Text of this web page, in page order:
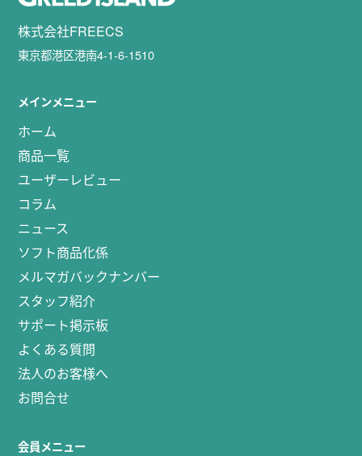
株式会社FREECS
東京都港区港南4-1-6-1510
メインメニュー
ホーム
商品一覧
ユーザーレビュー
コラム
ニュース
ソフト商品化係
メルマガバックナンバー
スタッフ紹介
サポート掲示板
よくある質問
法人のお客様へ
お問合せ
会員メニュー